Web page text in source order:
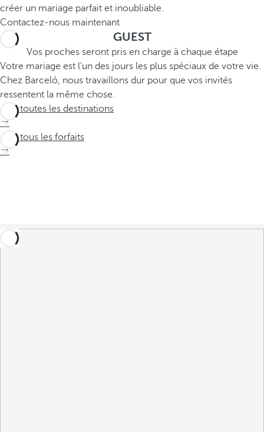
créer un mariage parfait et inoubliable.
Contactez-nous maintenant
GUEST
Vos proches seront pris en charge à chaque étape
Votre mariage est l'un des jours les plus spéciaux de votre vie.
Chez Barceló, nous travaillons dur pour que vos invités
ressentent la même chose.
Voir toutes les destinations
Voir tous les forfaits